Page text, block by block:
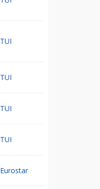
TUI
TUI
TUI
TUI
Eurostar